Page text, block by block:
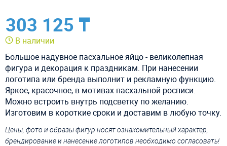
303 125 ₸
В наличии
Большое надувное пасхальное яйцо - великолепная
фигура и декорация к праздникам. При нанесении
логотипа или бренда выполнит и рекламную функцию.
Яркое, красочное, в мотивах пасхальной росписи.
Можно встроить внутрь подсветку по желанию.
Изготовим в короткие сроки и доставим в любую точку.
Цены, фото и образы фигур носят ознакомительный характер,
брендирование и нанесение логотипов необходимо согласовать!